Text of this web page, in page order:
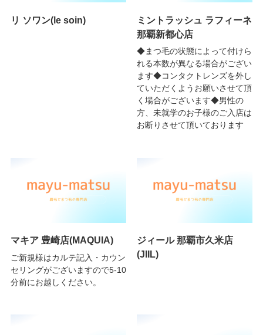
リ ソワン(le soin)
ミントラッシュ ラフィーネ
那覇新都心店
◆まつ毛の状態によって付けら
れる本数が異なる場合がござい
ます◆コンタクトレンズを外し
ていただくようお願いさせて頂
く場合がございます◆男性の
方、未就学のお子様のご入店は
お断りさせて頂いております
マキア 豊崎店(MAQUIA)
ご新規様はカルテ記入・カウン
セリングがございますので5-10
分前にお越しください。
ジィール 那覇市久米店
(JIIL)